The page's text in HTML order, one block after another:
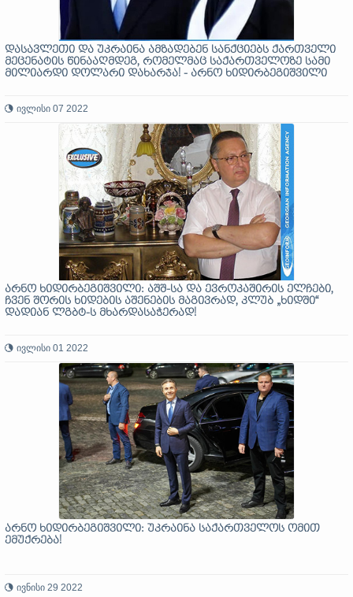
დასავლეთი და უკრაინა ამზადებენ სანქციებს ქართველი
მეცენატის წინააღმდეგ, რომელმაც საქართველოზე სამი
მილიარდი დოლარი დახარჯა! - არნო ხიდირბეგიშვილი
ივლისი 07 2022
არნო ხიდირბეგიშვილი: აშშ-სა და ევროკაშირის ელჩები,
ჩვენ შორის ხიდების აშენების მაგივრად, კლუბ „ხიდში“
დადიან ლგბტ-ს მხარდასაჭერად!
ივლისი 01 2022
არნო ხიდირბეგიშვილი: უკრაინა საქართველოს ომით
ემუქრება!
ივნისი 29 2022